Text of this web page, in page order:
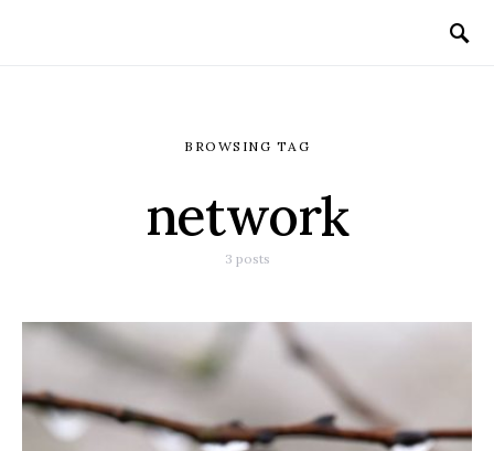
BROWSING TAG
network
3 posts